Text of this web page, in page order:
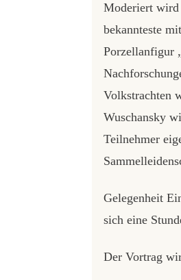
Moderiert wird
bekannteste
Porzellanfigur
Volkstrachten
Wuschansky
Teilnehmer
Gelegenheit
sich eine
Der Vortrag